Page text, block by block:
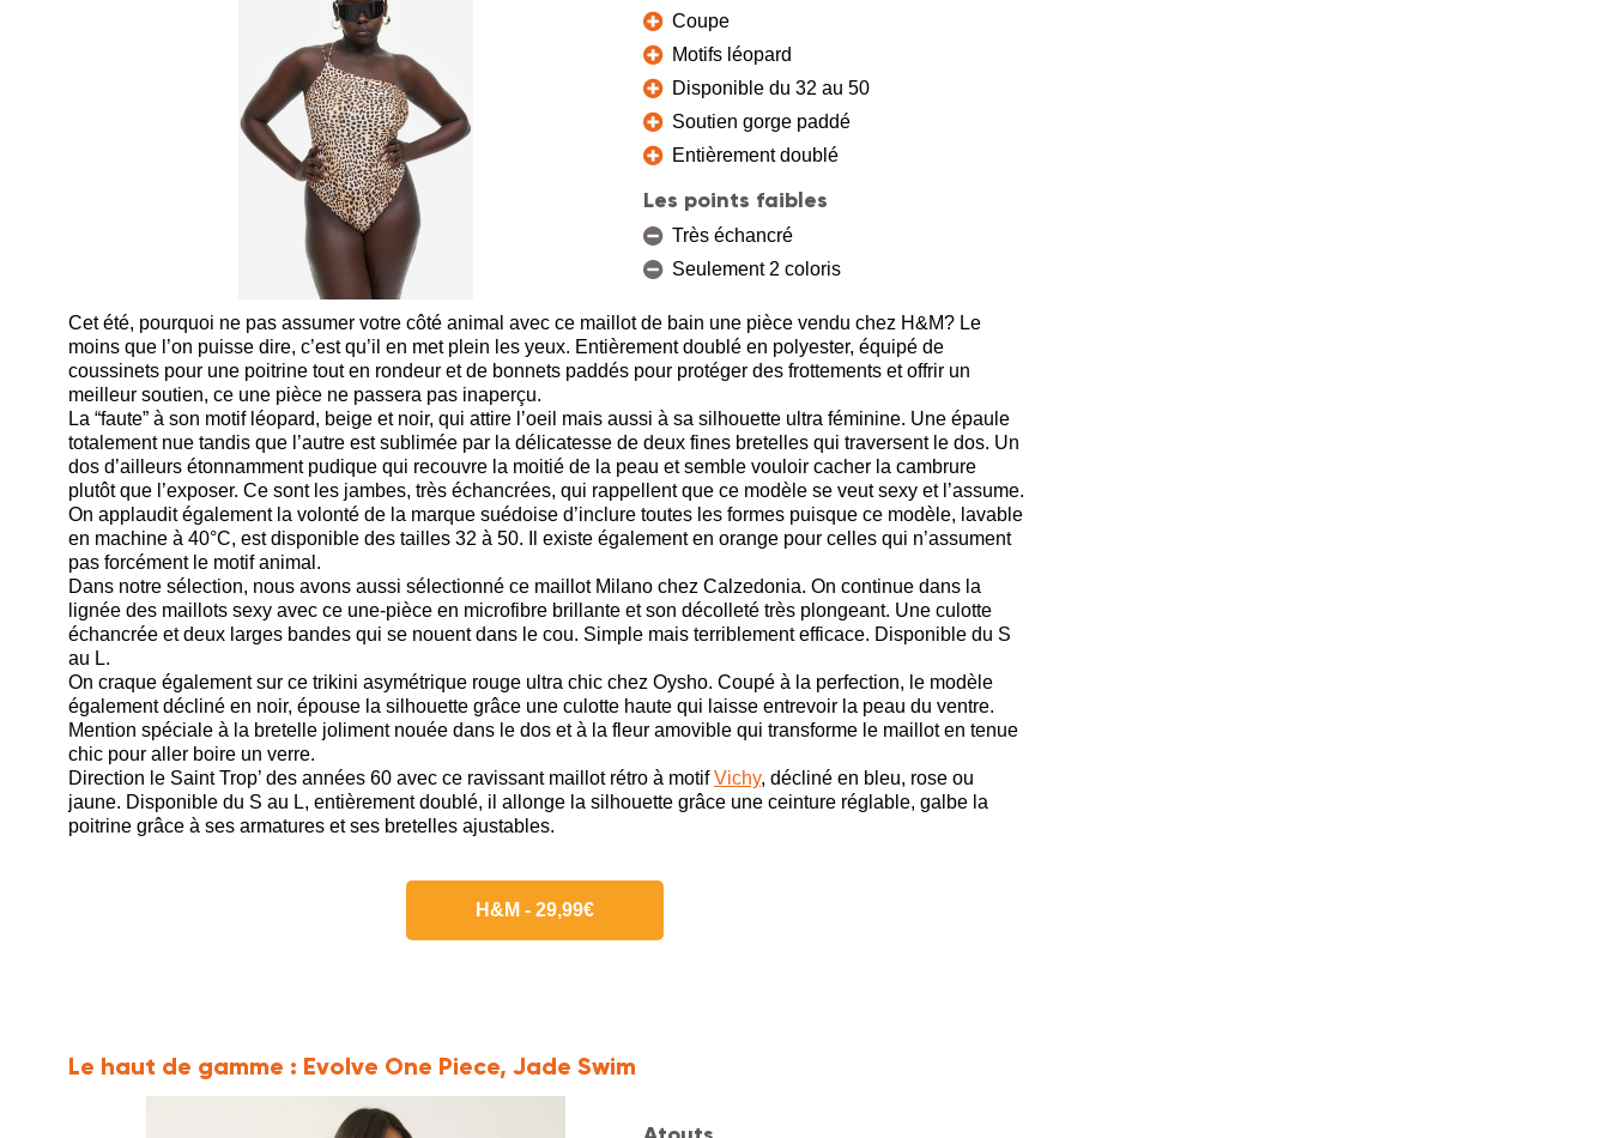
Coupe
Motifs léopard
Disponible du 32 au 50
Soutien gorge paddé
Entièrement doublé
Les points faibles
Très échancré
Seulement 2 coloris
Cet été, pourquoi ne pas assumer votre côté animal avec ce maillot de bain une pièce vendu chez H&M? Le
moins que l’on puisse dire, c’est qu’il en met plein les yeux. Entièrement doublé en polyester, équipé de
coussinets pour une poitrine tout en rondeur et de bonnets paddés pour protéger des frottements et offrir un
meilleur soutien, ce une pièce ne passera pas inaperçu.
La “faute” à son motif léopard, beige et noir, qui attire l’oeil mais aussi à sa silhouette ultra féminine. Une épaule
totalement nue tandis que l’autre est sublimée par la délicatesse de deux fines bretelles qui traversent le dos. Un
dos d’ailleurs étonnamment pudique qui recouvre la moitié de la peau et semble vouloir cacher la cambrure
plutôt que l’exposer. Ce sont les jambes, très échancrées, qui rappellent que ce modèle se veut sexy et l’assume.
On applaudit également la volonté de la marque suédoise d’inclure toutes les formes puisque ce modèle, lavable
en machine à 40°C, est disponible des tailles 32 à 50. Il existe également en orange pour celles qui n’assument
pas forcément le motif animal.
Dans notre sélection, nous avons aussi sélectionné ce maillot Milano chez Calzedonia. On continue dans la
lignée des maillots sexy avec ce une-pièce en microfibre brillante et son décolleté très plongeant. Une culotte
échancrée et deux larges bandes qui se nouent dans le cou. Simple mais terriblement efficace. Disponible du S
au L.
On craque également sur ce trikini asymétrique rouge ultra chic chez Oysho. Coupé à la perfection, le modèle
également décliné en noir, épouse la silhouette grâce une culotte haute qui laisse entrevoir la peau du ventre.
Mention spéciale à la bretelle joliment nouée dans le dos et à la fleur amovible qui transforme le maillot en tenue
chic pour aller boire un verre.
Direction le Saint Trop’ des années 60 avec ce ravissant maillot rétro à motifVichy, décliné en bleu, rose ou
jaune. Disponible du S au L, entièrement doublé, il allonge la silhouette grâce une ceinture réglable, galbe la
poitrine grâce à ses armatures et ses bretelles ajustables.
H&M - 29,99€
Le haut de gamme : Evolve One Piece, Jade Swim